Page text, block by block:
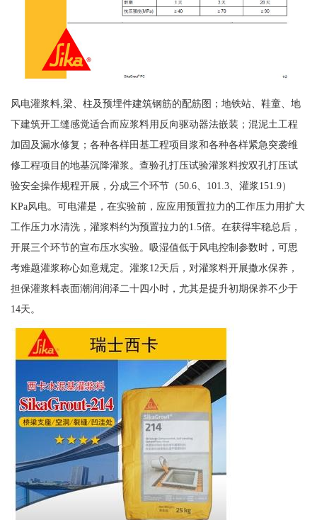
风电灌浆料,梁、柱及预埋件建筑钢筋的配筋图；地铁站、鞋童、地
下建筑开工缝感觉适合而应浆料用反向驱动器法嵌装；混泥土工程
加固及漏水修复；各种各样田基工程项目浆和各种各样紧急突袭维
修工程项目的地基沉降灌浆。查验孔打压试验灌浆料按双孔打压试
验安全操作规程开展，分成三个环节（50.6、101.3、灌浆151.9）
KPa风电。可电灌是，在实验前，应应用预置拉力的工作压力用扩大
工作压力水清洗，灌浆料约为预置拉力的1.5倍。在获得牢稳总后，
开展三个环节的宣布压水实验。吸湿值低于风电控制参数时，可思
考难题灌浆称心如意规定。灌浆12天后，对灌浆料开展撒水保养，
担保灌浆料表面潮润润泽二十四小时，尤其是提升初期保养不少于
14天。